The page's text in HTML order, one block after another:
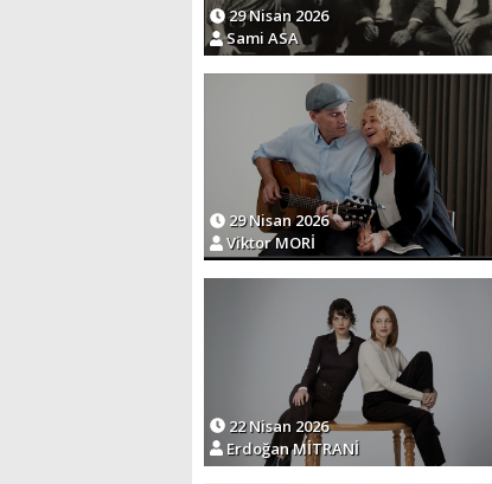
29 Nisan 2026
Sami ASA
29 Nisan 2026
Viktor MORİ
22 Nisan 2026
Erdoğan MİTRANİ